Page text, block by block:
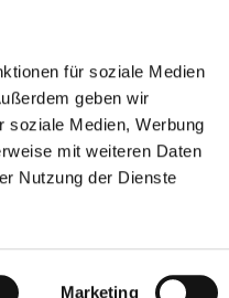
für soziale Medien
geben wir
soziale Medien, Werbung
mit weiteren Daten
Nutzung der Dienste
Marketing